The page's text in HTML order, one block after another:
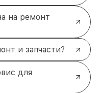
на ремонт
и запчасти?
для